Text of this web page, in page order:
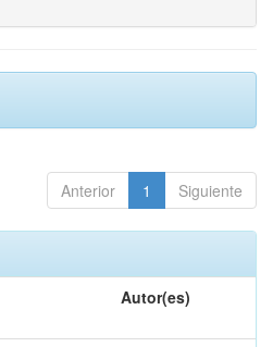
Anterior 1 Siguiente
Autor(es)